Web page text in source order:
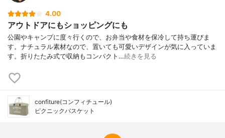
4.00
アウトドアにもショッピングにも
公園やキャンプに度々行くので、お弁当や食材を保冷して持ち運びま
す。ナチュラル素材なので、置いても可愛いデザインが気に入っていま
す。折りたたみ式で収納もコンパクト…続きを見る
confiture(コンフィチュール)
ピクニックバスケット